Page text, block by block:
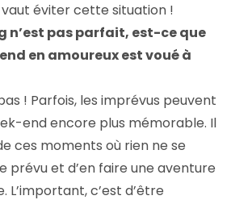
vaut éviter cette situation !
n’est pas parfait, est-ce que
en amoureux est voué à
! Parfois, les imprévus peuvent
end encore plus mémorable. Il
ces moments où rien ne se
prévu et d’en faire une aventure
L’important, c’est d’être